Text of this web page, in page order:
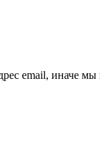
email, иначе